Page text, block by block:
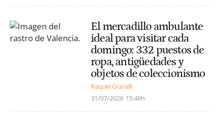
El mercadillo ambulante
ideal para visitar cada
domingo: 332 puestos de
ropa, antigüedades y
objetos de coleccionismo
Raquel Granell
31/07/2026 15:46h